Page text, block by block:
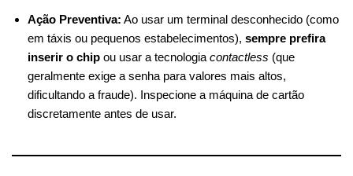
Ação Preventiva: Ao usar um terminal desconhecido (como
em táxis ou pequenos estabelecimentos), sempre prefira
inserir o chip ou usar a tecnologia contactless (que
geralmente exige a senha para valores mais altos,
dificultando a fraude). Inspecione a máquina de cartão
discretamente antes de usar.